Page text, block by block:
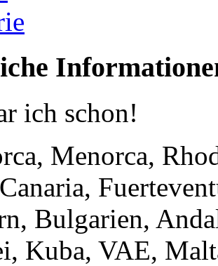
ich schon!
Menorca,
Bulgarien,
Kuba, VAE,